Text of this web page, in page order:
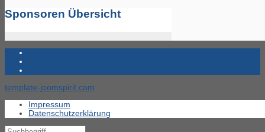
Sponsoren Übersicht
template-joomspirit.com
Impressum
Datenschutzerklärung